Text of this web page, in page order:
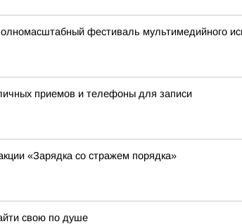
фестиваль мультимедийного
приемов и телефоны для записи
«Зарядка со стражем порядка»
свою по душе